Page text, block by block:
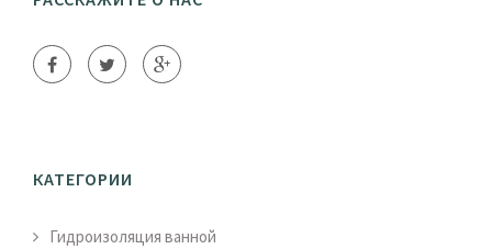
КАТЕГОРИИ
Гидроизоляция ванной